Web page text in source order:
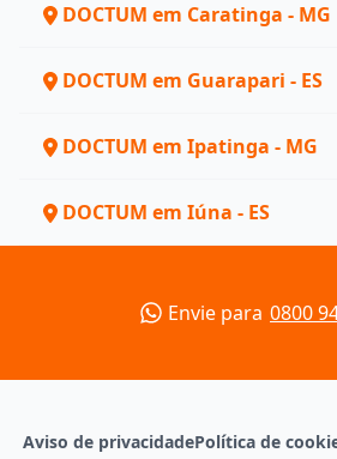
DOCTUM em Caratinga - MG
DOCTUM em Guarapari - ES
DOCTUM em Ipatinga - MG
DOCTUM em Iúna - ES
Envie para 0800
Aviso de privacidadePolítica de